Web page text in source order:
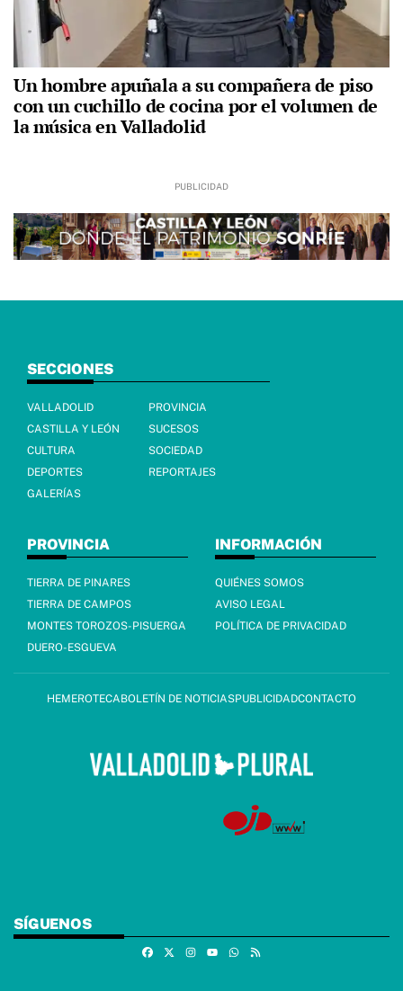
Un hombre apuñala a su compañera de piso
con un cuchillo de cocina por el volumen de
la música en Valladolid
SECCIONES
VALLADOLID
PROVINCIA
CASTILLA Y LEÓN
SUCESOS
CULTURA
SOCIEDAD
DEPORTES
REPORTAJES
GALERÍAS
PROVINCIA
TIERRA DE PINARES
TIERRA DE CAMPOS
MONTES TOROZOS-PISUERGA
DUERO-ESGUEVA
INFORMACIÓN
QUIÉNES SOMOS
AVISO LEGAL
POLÍTICA DE PRIVACIDAD
HEMEROTECABOLETÍN DE NOTICIASPUBLICIDADCONTACTO
SÍGUENOS
FacebookInstagramWhatsapp